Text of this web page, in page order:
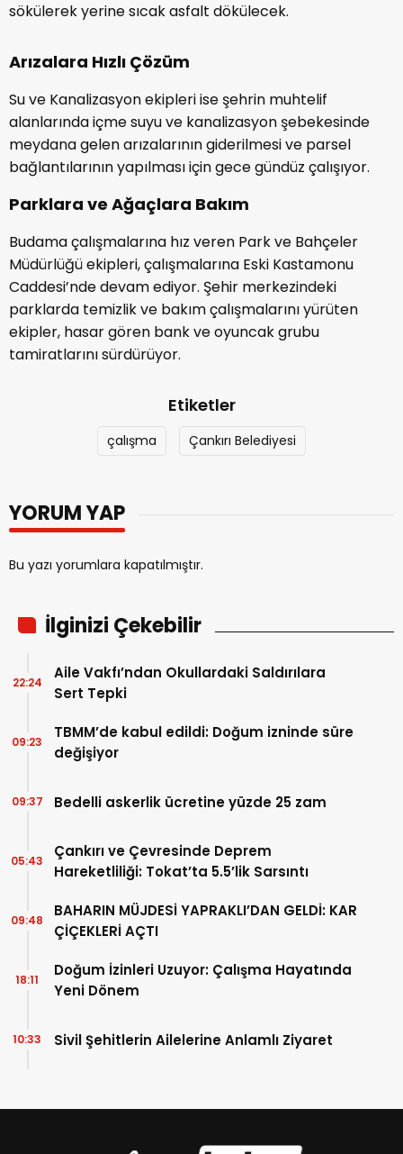
sökülerek yerine sıcak asfalt dökülecek.
Arızalara Hızlı Çözüm
Su ve Kanalizasyon ekipleri ise şehrin muhtelif
alanlarında içme suyu ve kanalizasyon şebekesinde
meydana gelen arızalarının giderilmesi ve parsel
bağlantılarının yapılması için gece gündüz çalışıyor.
Parklara ve Ağaçlara Bakım
Budama çalışmalarına hız veren Park ve Bahçeler
Müdürlüğü ekipleri, çalışmalarına Eski Kastamonu
Caddesi’nde devam ediyor. Şehir merkezindeki
parklarda temizlik ve bakım çalışmalarını yürüten
ekipler, hasar gören bank ve oyuncak grubu
tamiratlarını sürdürüyor.
Etiketler
çalışma Çankırı Belediyesi
YORUM YAP
Bu yazı yorumlara kapatılmıştır.
İlginizi Çekebilir
Aile Vakfı’ndan Okullardaki Saldırılara
Sert Tepki
22:24
TBMM’de kabul edildi: Doğum izninde süre
değişiyor
09:23
Bedelli askerlik ücretine yüzde 25 zam
09:37
Çankırı ve Çevresinde Deprem
Hareketliliği: Tokat’ta 5.5’lik Sarsıntı
05:43
BAHARIN MÜJDESİ YAPRAKLI’DAN GELDİ: KAR
ÇİÇEKLERİ AÇTI
09:48
Doğum İzinleri Uzuyor: Çalışma Hayatında
Yeni Dönem
18:11
Sivil Şehitlerin Ailelerine Anlamlı Ziyaret
10:33